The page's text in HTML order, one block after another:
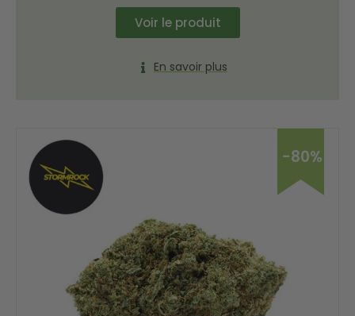
Voir le produit
En savoir plus
-80%